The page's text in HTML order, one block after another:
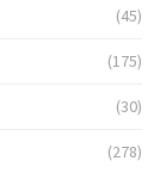
(45)
(175)
(30)
(278)